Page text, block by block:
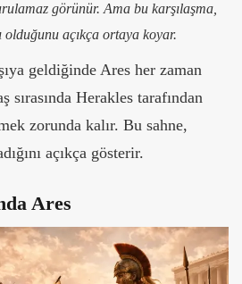
görünür. Ama bu karşılaşma,
olduğunu açıkça ortaya koyar.
geldiğinde Ares her zaman
sırasında Herakles tarafından
zorunda kalır. Bu sahne,
açıkça gösterir.
Ares